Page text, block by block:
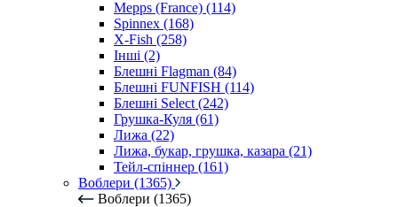
Mepps (France) (114)
Spinnex (168)
X-Fish (258)
Інші (2)
Блешні Flagman (84)
Блешні FUNFISH (114)
Блешні Select (242)
Грушка-Куля (61)
Лижа (22)
Лижа, букар, грушка, казара (21)
Тейл-спіннер (161)
Воблери (1365)
Воблери (1365)